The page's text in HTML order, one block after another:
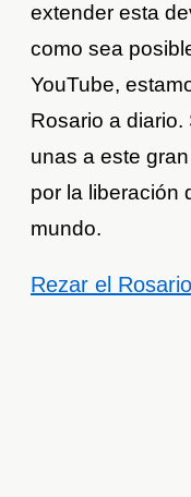
extender esta
como sea
YouTube,
Rosario a
unas a este
por la liberación
mundo.
Rezar el